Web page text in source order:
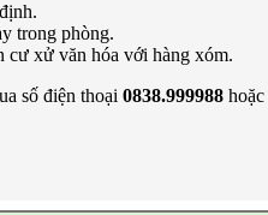
trong phòng.
cư xử văn hóa với hàng xóm.
số điện thoại 0838.999988 hoặc